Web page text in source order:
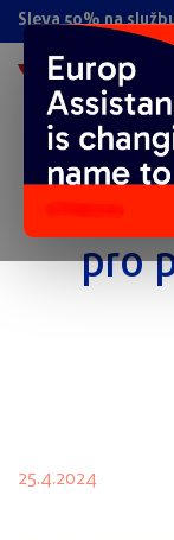
Sleva 50% na
Do
pro
25.4.2024